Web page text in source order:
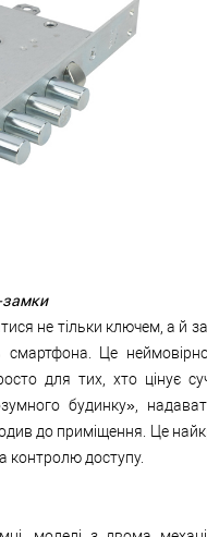
замки
не тільки ключем, а й
смартфона. Це
для тих, хто цінує
будинку»,
до приміщення. Це
контролю доступу.